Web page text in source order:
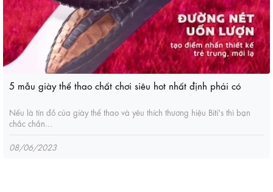
5 mẫu giày thể thao chất chơi siêu hot nhất định phải có
Nếu là tín đồ của giày thể thao và yêu thích thương hiệu Biti's thì bạn
chắc chắn...
08/06/2023